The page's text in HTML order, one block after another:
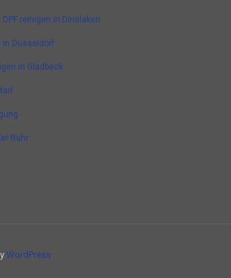
DPF reinigen in Dinslaken
in Düsseldorf
in Gladbeck
Ruhr
WordPress